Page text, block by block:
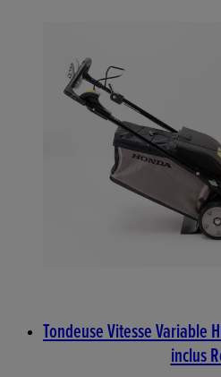
Tondeuse Vitesse Variable
inclus